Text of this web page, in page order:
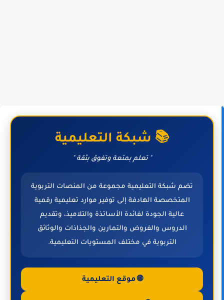
📚 شبكة التعليمية
" تعلم بمتعة وتفوق بثقة "
تضم شبكة التعليمية مجموعة من المنصات التربوية
المتخصصة الهادفة إلى توفير موارد تعليمية رقمية
عالية الجودة لفائدة الأساتذة والتلاميذ، وتقديم
الدروس والفروض والتمارين والجذاذات والوثائق
التربوية في مختلف المستويات التعليمية.
🌐 موقع التعليمية